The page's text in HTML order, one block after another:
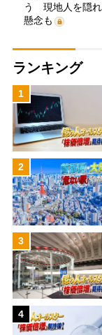
う 現地人を隠れ
懸念も
ランキング
1
2
3
4